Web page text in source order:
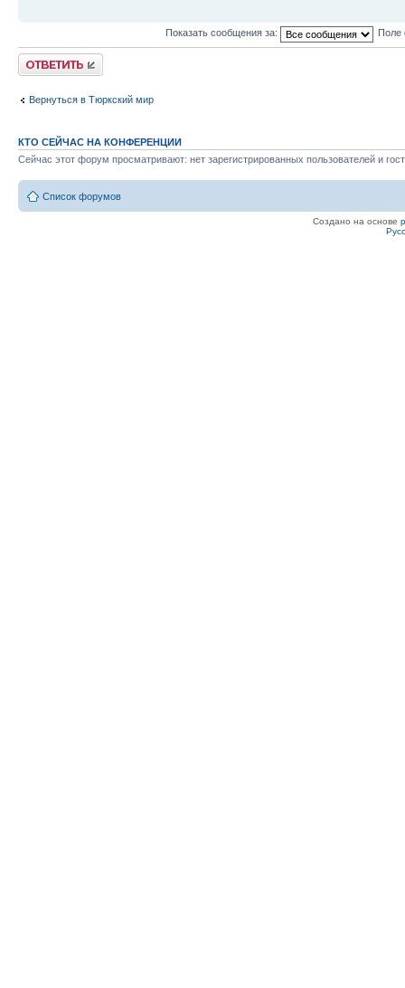
Показать сообщения за: Поле
Ответить
Вернуться в Тюркский мир
КТО СЕЙЧАС НА КОНФЕРЕНЦИИ
Сейчас этот форум просматривают: нет зарегистрированных пользователей и
Список форумов
Создано на основе